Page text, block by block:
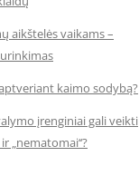
aikštelės vaikams –
kaimo sodybą?
įrenginiai gali veikti
„nematomai‘‘?